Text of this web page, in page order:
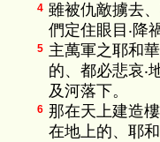
4 雖被仇敵擄去
們定住眼目‧降
5 主萬軍之耶和
的、都必悲哀‧
及河落下。
6 那在天上建造
在地上的、耶